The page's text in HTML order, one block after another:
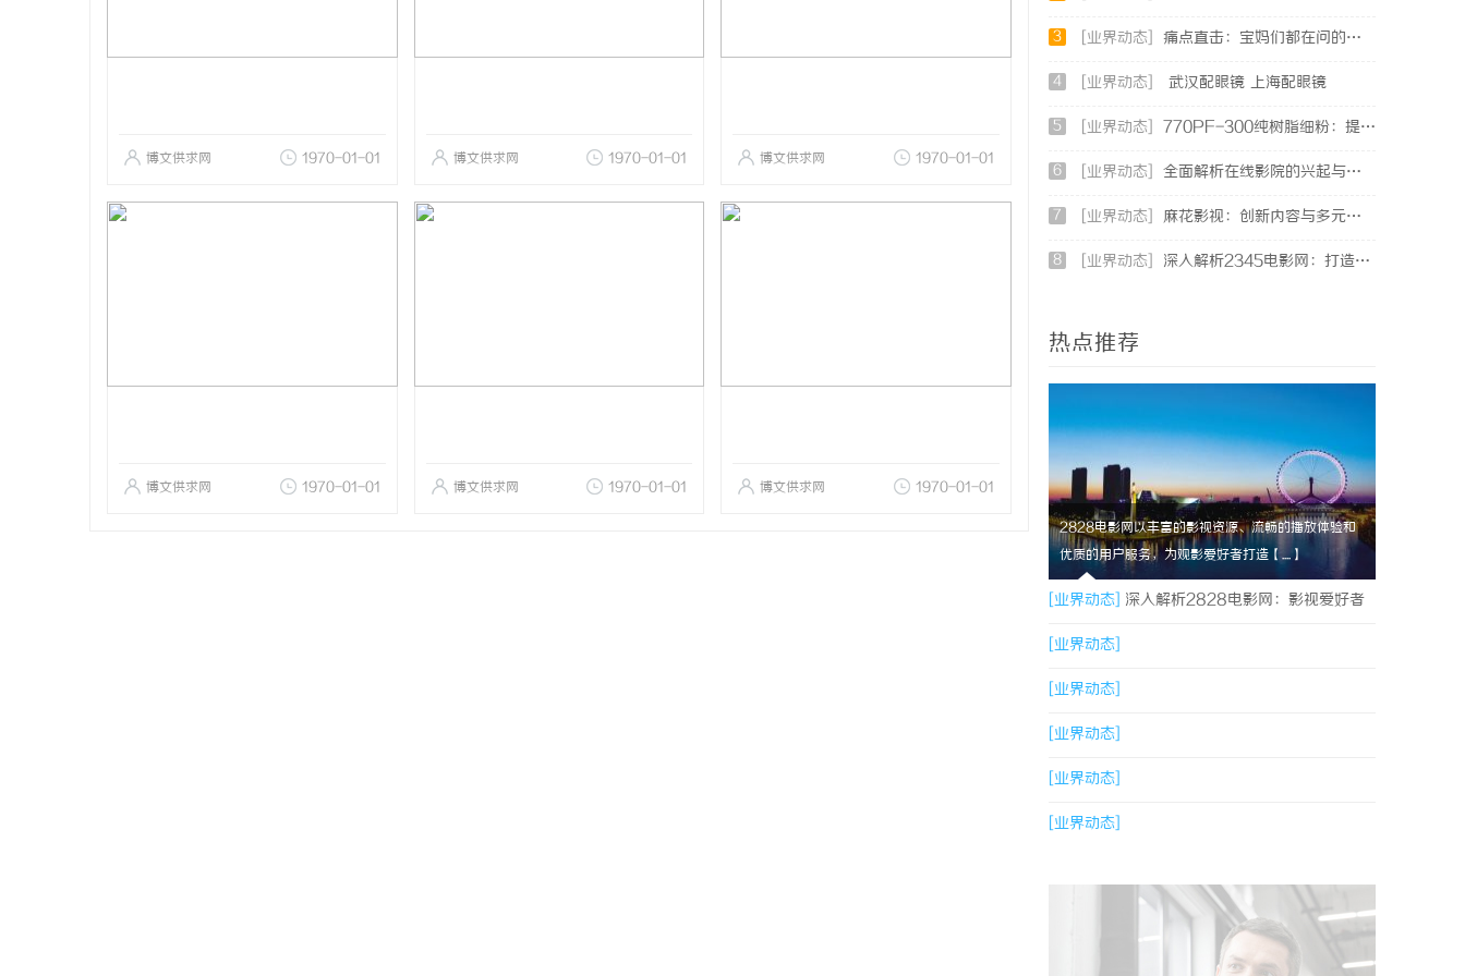
博文供求网 1970-01-01 博文供求网 1970-01-01 博文供求网 1970-01-01
博文供求网 1970-01-01 博文供求网 1970-01-01 博文供求网 1970-01-01
3 [业界动态] 痛点直击：宝妈们都在问的“绿色环保母婴纸巾”到底怎么选？
4 [业界动态] 武汉配眼镜 上海配眼镜
5 [业界动态] 770PF-300纯树脂细粉：提升塑料制品性能的新选择
6 [业界动态] 全面解析在线影院的兴起与未来发展趋势探讨
7 [业界动态] 麻花影视：创新内容与多元化发展的影视新势力
8 [业界动态] 深入解析2345电影网：打造优质影视资源的平台优势与功能详解
热点推荐
2828电影网以丰富的影视资源、流畅的播放体验和
优质的用户服务，为观影爱好者打造【....】
[业界动态] 深入解析2828电影网：影视爱好者
的优质观影平台体验
[业界动态]
[业界动态]
[业界动态]
[业界动态]
[业界动态]